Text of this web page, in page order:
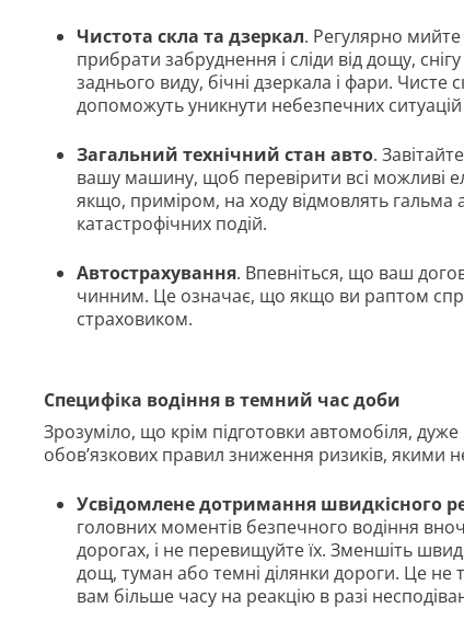
Чистота скла та дзеркал. Регулярно мийте
прибрати забруднення і сліди від дощу,
заднього виду, бічні дзеркала і фари. Чисте
допоможуть уникнути небезпечних ситуацій
Загальний технічний стан авто.
вашу машину, щоб перевірити всі можливі
якщо, приміром, на ходу відмовлять гальма
катастрофічних подій.
Автострахування. Впевніться, що ваш
чинним. Це означає, що якщо ви раптом
страховиком.
Специфіка водіння в темний час доби
Зрозуміло, що крім підготовки автомобіля,
обов’язкових правил зниження ризиків, якими
Усвідомлене дотримання швидкісного
головних моментів безпечного водіння
дорогах, і не перевищуйте їх. Зменшіть
дощ, туман або темні ділянки дороги. Це не
вам більше часу на реакцію в разі